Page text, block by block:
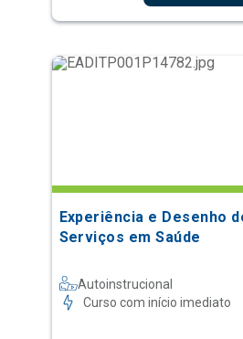
Experiência e Desenho
Serviços em Saúde
Autoinstrucional
Curso com início imediato